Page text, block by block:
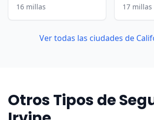
16 millas 17 millas
Ver todas las ciudades de
Otros Tipos de